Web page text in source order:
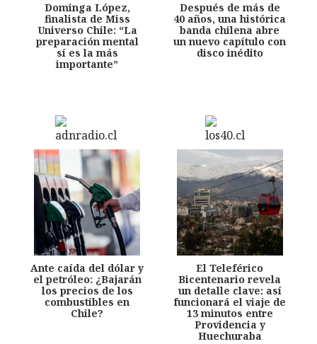
Dominga López,
finalista de Miss
Universo Chile: “La
preparación mental
sí es la más
importante”
Después de más de
40 años, una histórica
banda chilena abre
un nuevo capítulo con
disco inédito
Ante caída del dólar y
el petróleo: ¿Bajarán
los precios de los
combustibles en
Chile?
El Teleférico
Bicentenario revela
un detalle clave: así
funcionará el viaje de
13 minutos entre
Providencia y
Huechuraba